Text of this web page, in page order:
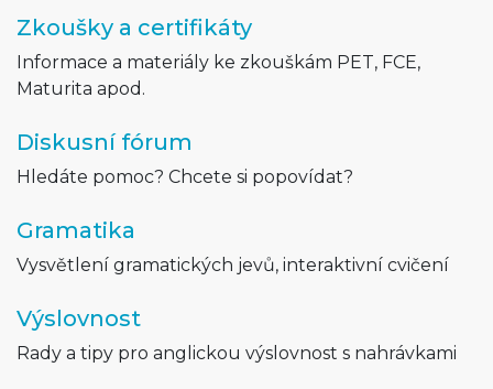
Zkoušky a certifikáty
Informace a materiály ke zkouškám PET, FCE,
Maturita apod.
Diskusní fórum
Hledáte pomoc? Chcete si popovídat?
Gramatika
Vysvětlení gramatických jevů, interaktivní cvičení
Výslovnost
Rady a tipy pro anglickou výslovnost s nahrávkami